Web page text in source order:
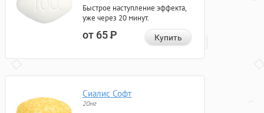
Быстрое наступление эффекта,
уже через 20 минут.
от 65Р Купить
Сиалис Софт
20мг